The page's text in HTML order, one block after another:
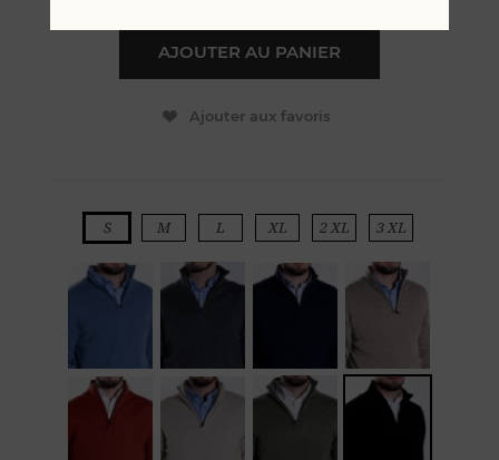
AJOUTER AU PANIER
Ajouter aux favoris
S M L XL 2 XL 3 XL